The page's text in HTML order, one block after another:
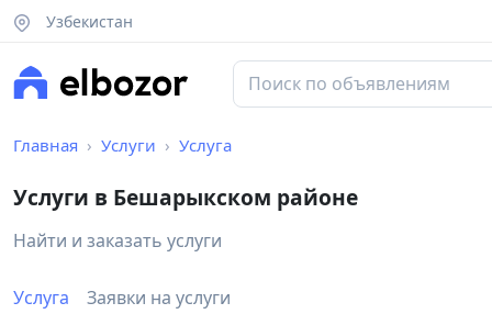
Узбекистан
Главная Услуги Услуга
Услуги в Бешарыкском районе
Найти и заказать услуги
Услуга Заявки на услуги